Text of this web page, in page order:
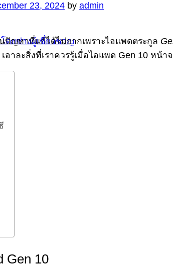
ดยช่างผู้เชี่ยวชาญ
23, 2024 by admin
ปัญหาที่แก้ได้ไม่ยากเพราะไอแพดตระกูล
าละสิ่งที่เราควรรู้เมื่อไอแพด Gen 10 หน้
Gen 10